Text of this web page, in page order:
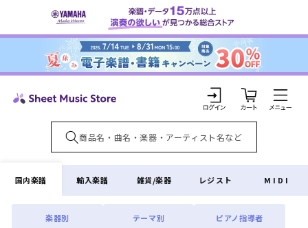
ンツに
ロ
グ
イ
ン
カ
ー
ト
国内楽譜
楽器別 テーマ別 ピアノ指導者
輸入楽譜 雑貨/楽器 レジスト MIDI